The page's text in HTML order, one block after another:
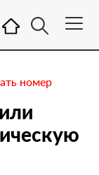
номер